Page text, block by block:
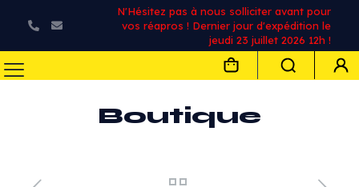
N'Hésitez pas à nous solliciter avant pour
vos réapros ! Dernier jour d'expédition le
jeudi 23 juillet 2026 12h !
Boutique